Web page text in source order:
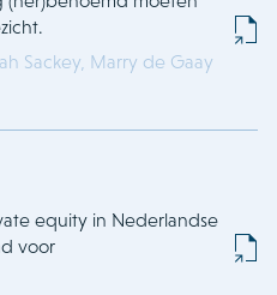
Sackey, Marry de Gaay
equity in Nederlandse
voor